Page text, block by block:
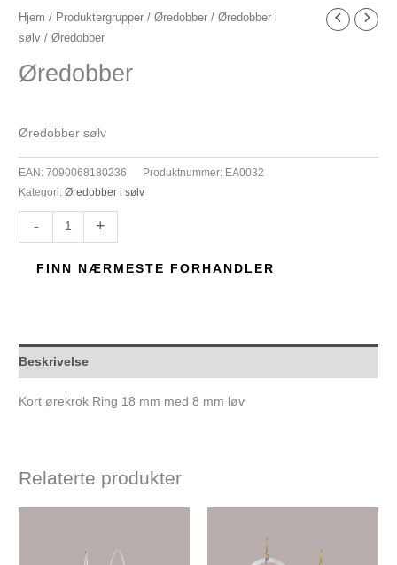
Hjem / Produktergrupper /Øredobber /Øredobber i
sølv / Øredobber
Øredobber
Øredobber sølv
EAN:7090068180236 Produktnummer: EA0032
Kategori:Øredobber i sølv
-
Øredobber
antall
+
FINN NÆRMESTE FORHANDLER
Beskrivelse
Kort ørekrok Ring 18 mm med 8 mm løv
Relaterte produkter